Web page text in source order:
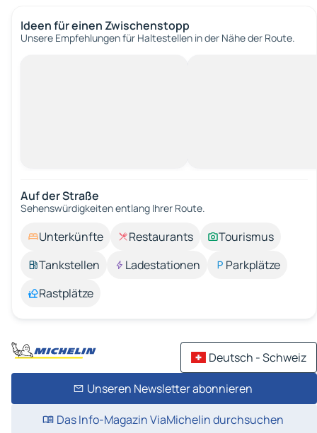
Ideen für einen Zwischenstopp
Unsere Empfehlungen für Haltestellen in der Nähe der Route.
Auf der Straße
Sehenswürdigkeiten entlang Ihrer Route.
Unterkünfte Restaurants
Tourismus
Tankstellen
Ladestationen
Parkplätze
Rastplätze
Deutsch - Schweiz
Unseren Newsletter abonnieren
Das Info-Magazin ViaMichelin durchsuchen